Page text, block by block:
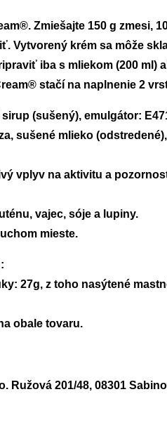
Zmiešajte 150 g zmesi,
Vytvorený krém sa môže
iba s mliekom (200 ml)
stačí na naplnenie 2
(sušený), emulgátor:
sušené mlieko
vplyv na aktivitu a
vajec, sóje a lupiny.
mieste.
27g, z toho nasýtené
obale tovaru.
Ružová 201/48, 08301